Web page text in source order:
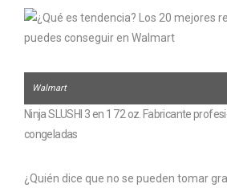
Walmart
Ninja SLUSHI 3 en 1 72 oz. Fabricante
congeladas
¿Quién dice que no se pueden tomar